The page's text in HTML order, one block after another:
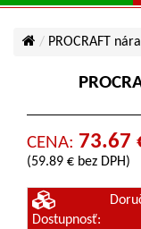
PROCRAFT
CENA: 73.67
(59.89 € bez DPH)
Dostupnosť: